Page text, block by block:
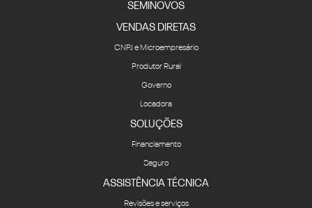
SEMINOVOS
VENDAS DIRETAS
CNPJ e Microempresário
Produtor Rural
Governo
Locadora
SOLUÇÕES
Financiamento
Seguro
ASSISTÊNCIA TÉCNICA
Revisões e serviços